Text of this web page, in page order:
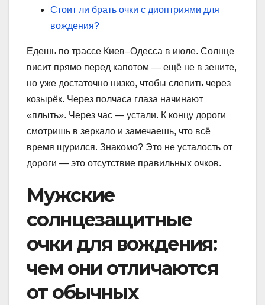
Стоит ли брать очки с диоптриями для
вождения?
Едешь по трассе Киев–Одесса в июле. Солнце
висит прямо перед капотом — ещё не в зените,
но уже достаточно низко, чтобы слепить через
козырёк. Через полчаса глаза начинают
«плыть». Через час — устали. К концу дороги
смотришь в зеркало и замечаешь, что всё
время щурился. Знакомо? Это не усталость от
дороги — это отсутствие правильных очков.
Мужские
солнцезащитные
очки для вождения:
чем они отличаются
от обычных